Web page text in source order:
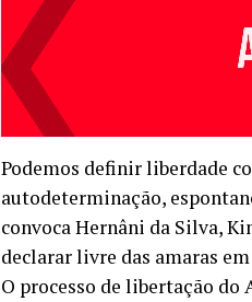
Podemos definir liberdade
autodeterminação,
convoca Hernâni da Silva,
declarar livre das amaras
O processo de libertação